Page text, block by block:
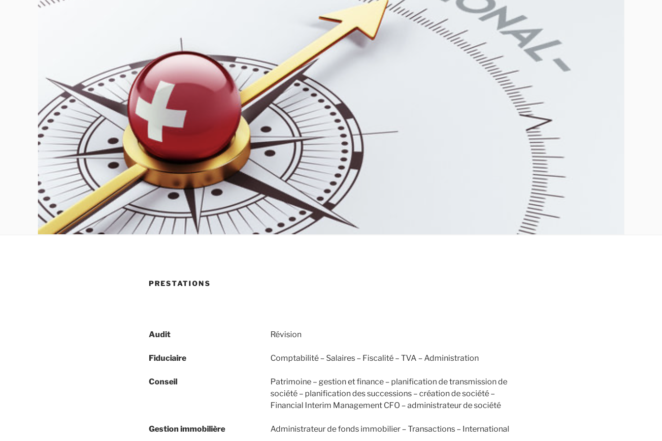
PRESTATIONS
Audit Révision
Fiduciaire Comptabilité – Salaires – Fiscalité – TVA – Administration
Conseil
Patrimoine – gestion et finance – planification de transmission de
société – planification des successions – création de société –
Financial Interim Management CFO – administrateur de société
Gestion immobilière Administrateur de fonds immobilier – Transactions – International